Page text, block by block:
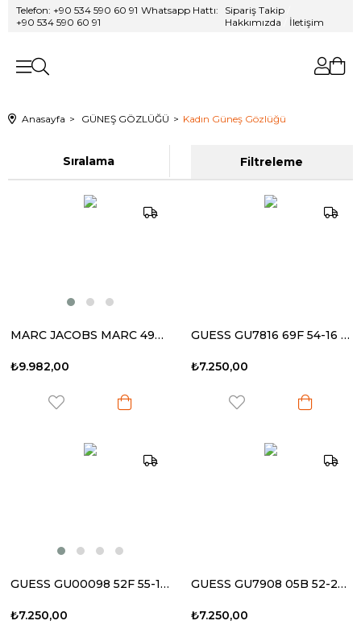
Telefon: +90 534 590 60 91 Whatsapp Hattı:
+90 534 590 60 91
Sipariş Takip
Hakkımızda
İletişim
Anasayfa GÜNEŞ GÖZLÜĞÜ Kadın Güneş Gözlüğü
Filtreleme
Sıralama
MARC JACOBS MARC 496/S J5GIR Kadın Güneş Gözlüğü
₺9.982,00
GUESS GU7816 69F 54-16 140 Kadın Güneş Gözlüğü
₺7.250,00
GUESS GU00098 52F 55-14 135 Kadın Güneş Gözlüğü
₺7.250,00
GUESS GU7908 05B 52-20 140 Kadın Güneş Gözlüğü
₺7.250,00